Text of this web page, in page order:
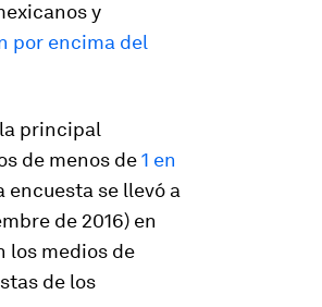
y
por encima del
principal
de menos de1 en
encuesta se llevó a
de 2016) en
los medios de
de los